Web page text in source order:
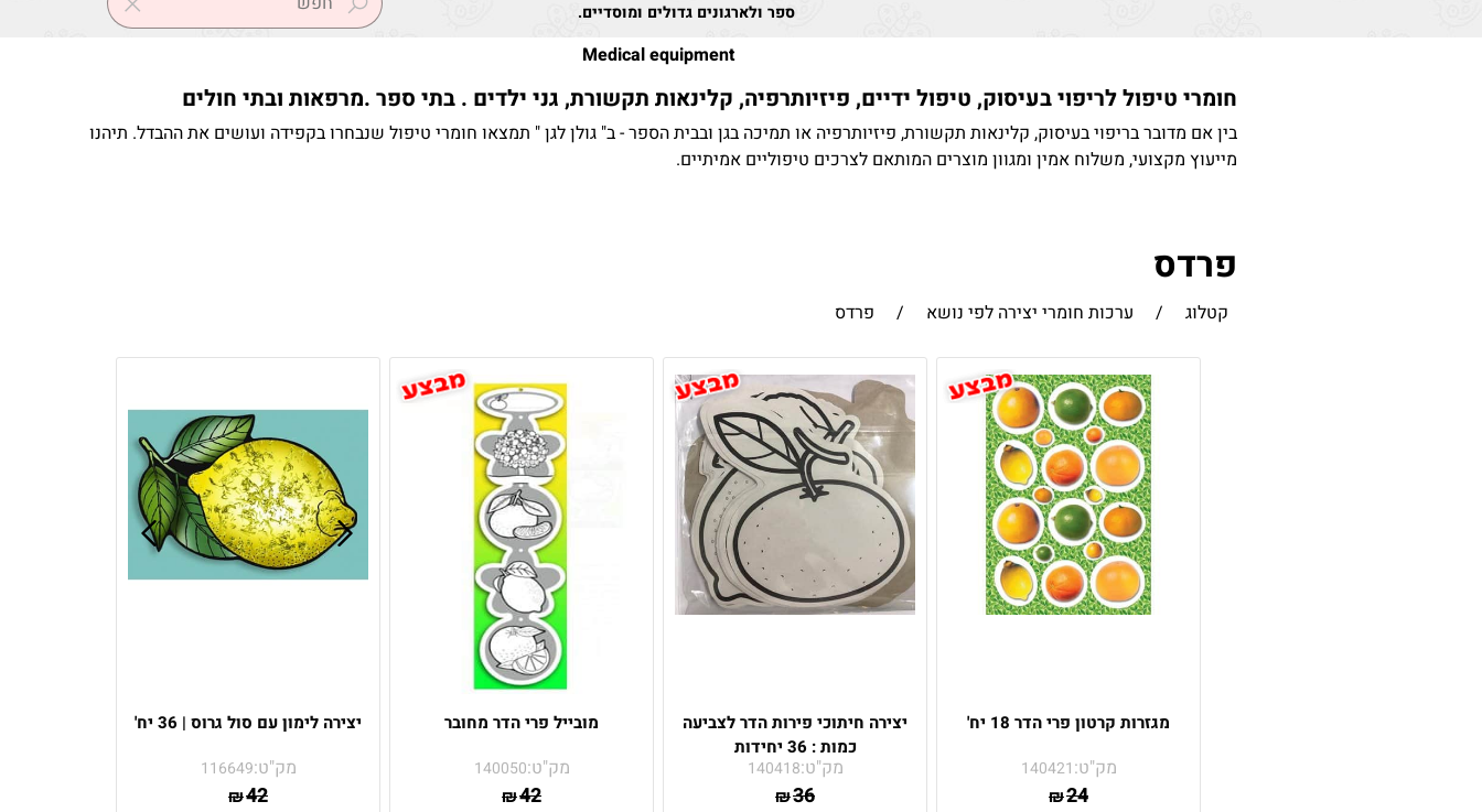
ספר ולארגונים גדולים ומוסדיים.
Medical equipment
חומרי טיפול לריפוי בעיסוק, טיפול ידיים, פיזיותרפיה, קלינאות תקשורת, גני ילדים . בתי ספר .מרפאות ובתי חולים
בין אם מדובר בריפוי בעיסוק, קלינאות תקשורת, פיזיותרפיה או תמיכה בגן ובבית הספר - ב" גולן לגן " תמצאו חומרי טיפול שנבחרו בקפידה ועושים את ההבדל. תיהנו
מייעוץ מקצועי, משלוח אמין ומגוון מוצרים המותאם לצרכים טיפוליים אמיתיים.
פרדס
קטלוג / ערכות חומרי יצירה לפי נושא / פרדס
מגזרות קרטון פרי הדר 18 יח'
מק"ט:140421
₪24
יצירה חיתוכי פירות הדר לצביעה
כמות : 36 יחידות
מק"ט:140418
₪36
מובייל פרי הדר מחובר
מק"ט:140050
₪42
יצירה לימון עם סול גרוס | 36 יח'
מק"ט:116649
₪42